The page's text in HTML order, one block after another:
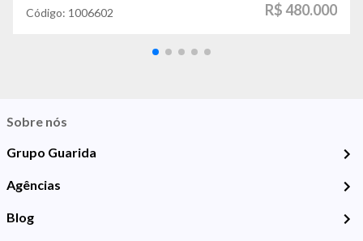
Código: 1006602 R$ 480.000
Sobre nós
Grupo Guarida
Agências
Blog